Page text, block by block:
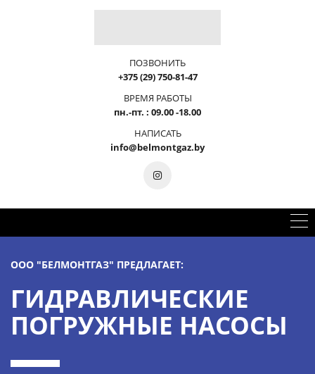
ПОЗВОНИТЬ
+375 (29) 750-81-47
ВРЕМЯ РАБОТЫ
пн.-пт. : 09.00 -18.00
НАПИСАТЬ
info@belmontgaz.by
ООО "БЕЛМОНТГАЗ" ПРЕДЛАГАЕТ:
ГИДРАВЛИЧЕСКИЕ
ПОГРУЖНЫЕ НАСОСЫ